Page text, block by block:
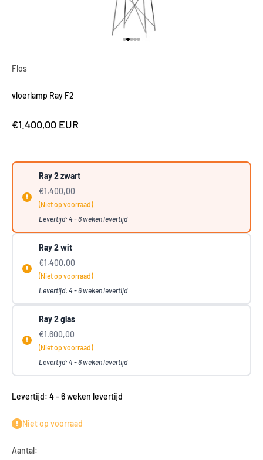
Flos
vloerlamp Ray F2
Aanbiedingsprijs
€1.400,00 EUR
Ray 2 zwart
€1.400,00
(Niet op voorraad)
Levertijd: 4 - 6 weken levertijd
Ray 2 wit
€1.400,00
(Niet op voorraad)
Levertijd: 4 - 6 weken levertijd
Ray 2 glas
€1.600,00
(Niet op voorraad)
Levertijd: 4 - 6 weken levertijd
Levertijd: 4 - 6 weken levertijd
Niet op voorraad
Aantal: